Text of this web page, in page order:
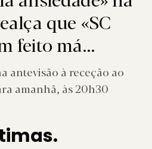
que «SC
feito má
antevisão à receção ao
amanhã, às 20h30